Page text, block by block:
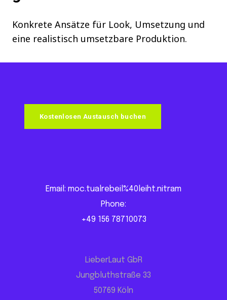
Konkrete Ansätze für Look, Umsetzung und
eine realistisch umsetzbare Produktion.
Kostenlosen Austausch buchen
Email: moc.tualrebeil%40leiht.nitram
Phone:
+49 156 78710073
LieberLaut GbR
Jungbluthstraße 33
50769 Köln